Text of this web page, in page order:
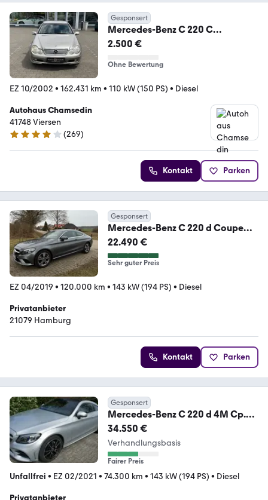
Gesponsert
Mercedes-Benz C 220 C
Sportcoupe C 220 CDI
2.500 €
Ohne Bewertung
EZ 10/2002 • 162.431 km • 110 kW (150 PS) • Diesel
Autohaus Chamsedin
41748 Viersen
4.1 Sterne
(269)
Kontakt Parken
Gesponsert
Mercedes-Benz C 220 d Coupe
9G-Tronic 2 Hd. LED Multibeam
22.490 €
Sehr guter Preis
EZ 04/2019 • 120.000 km • 143 kW (194 PS) • Diesel
Privatanbieter
21079 Hamburg
Kontakt Parken
Gesponsert
Mercedes-Benz C 220 d 4M Cp.
AMG AHK PANO HUD MBEAM
DISTR. 360
34.550 €
Verhandlungsbasis
Fairer Preis
Unfallfrei • EZ 02/2021 • 74.300 km • 143 kW (194 PS) • Diesel